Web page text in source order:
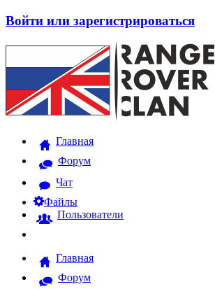
Войти или зарегистрироваться
Главная
Форум
Чат
Файлы
Пользователи
Главная
Форум